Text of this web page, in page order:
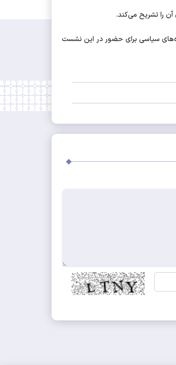
سیاسی برای حضور در این نشست